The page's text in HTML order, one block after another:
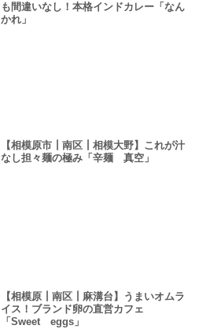
も間違いなし！本格インドカレー「なん
かれ」
【相模原市┃南区┃相模大野】これが汁
なし担々麺の極み「辛麺 真空」
【相模原┃南区┃麻溝台】うまいオムラ
イス！ブランド卵の直営カフェ
「Sweet eggs」